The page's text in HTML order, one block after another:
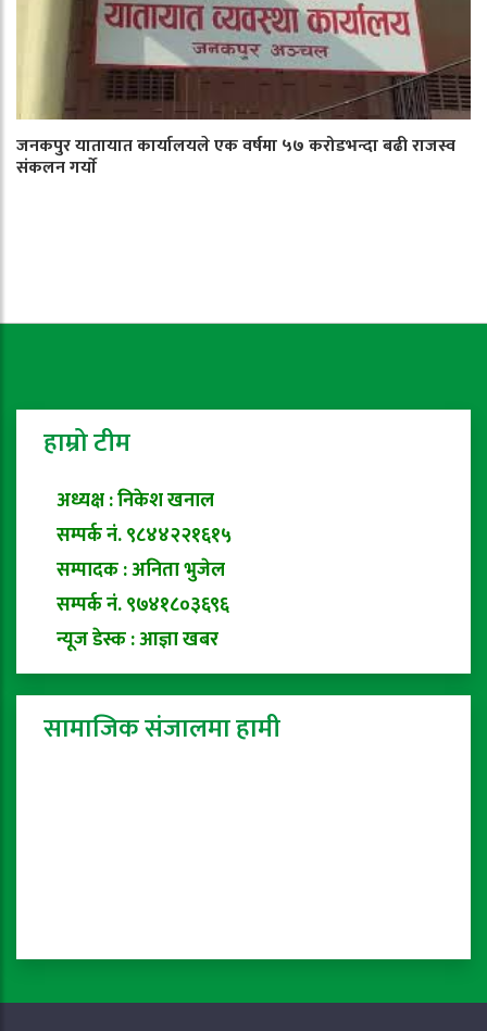
जनकपुर यातायात कार्यालयले एक वर्षमा ५७ करोडभन्दा बढी राजस्व
संकलन गर्याे
हाम्रो टीम
अध्यक्ष : निकेश खनाल
सम्पर्क नं. ९८४४२२१६१५
सम्पादक : अनिता भुजेल
सम्पर्क नं. ९७४१८०३६९६
न्यूज डेस्क : आज्ञा खबर
सामाजिक संजालमा हामी